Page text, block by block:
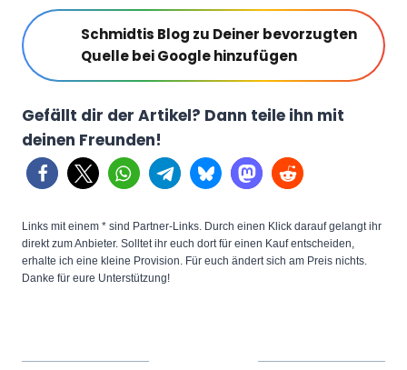
Schmidtis Blog zu Deiner bevorzugten
Quelle bei Google hinzufügen
Gefällt dir der Artikel? Dann teile ihn mit
deinen Freunden!
Links mit einem * sind Partner-Links. Durch einen Klick darauf gelangt ihr
direkt zum Anbieter. Solltet ihr euch dort für einen Kauf entscheiden,
erhalte ich eine kleine Provision. Für euch ändert sich am Preis nichts.
Danke für eure Unterstützung!